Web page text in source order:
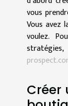
vous
Vous avez
voulez.
Créer